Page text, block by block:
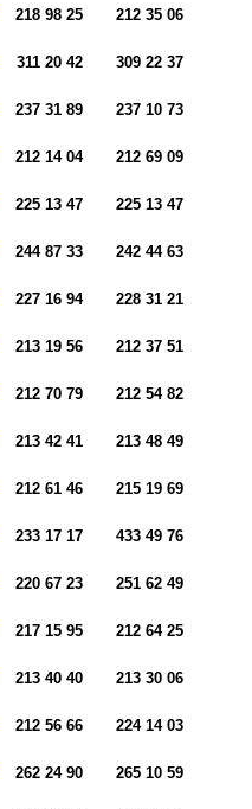
218 98 25 212 35 06
311 20 42 309 22 37
237 31 89 237 10 73
212 14 04 212 69 09
225 13 47 225 13 47
244 87 33 242 44 63
227 16 94 228 31 21
213 19 56 212 37 51
212 70 79 212 54 82
213 42 41 213 48 49
212 61 46 215 19 69
233 17 17 433 49 76
220 67 23 251 62 49
217 15 95 212 64 25
213 40 40 213 30 06
212 56 66 224 14 03
262 24 90 265 10 59